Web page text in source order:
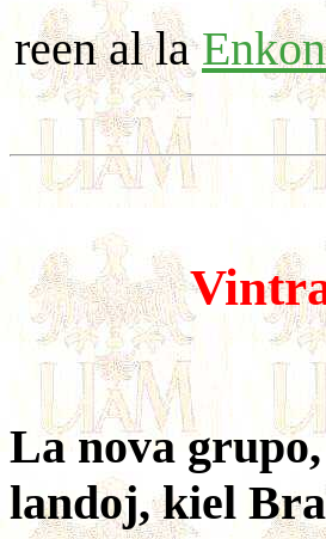
reen al la
La nova
landoj, kiel